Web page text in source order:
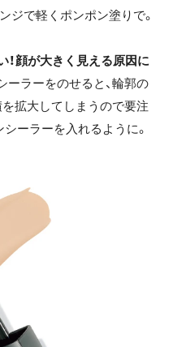
ジで軽くポンポン塗りで。
！顔が大きく見える原因に
ラーをのせると、輪郭の
拡大してしまうので要注
ーラーを入れるように。